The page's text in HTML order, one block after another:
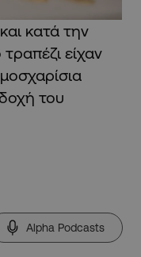
κατά την
είχαν
του
Alpha Podcasts